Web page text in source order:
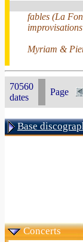
fables (La
improvisations
Myriam &
70560
dates
Page
Base
Concerts